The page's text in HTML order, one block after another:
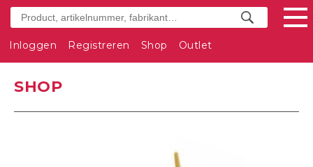
Inloggen Registreren Shop Outlet
SHOP